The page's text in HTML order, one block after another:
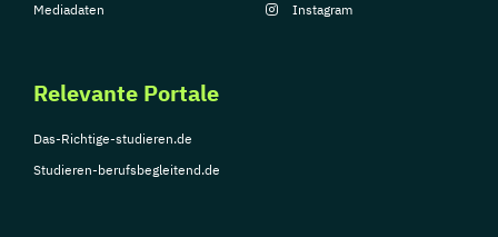
Mediadaten
Relevante Portale
Das-Richtige-studieren.de
Studieren-berufsbegleitend.de
Instagram